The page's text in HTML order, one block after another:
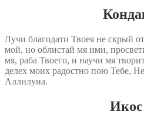
Лучи благодати Твоея не скрый
мой, но облистай мя ими,
мя, раба Твоего, и научи мя
делех моих радостно пою Тебе,
Аллилуиа.